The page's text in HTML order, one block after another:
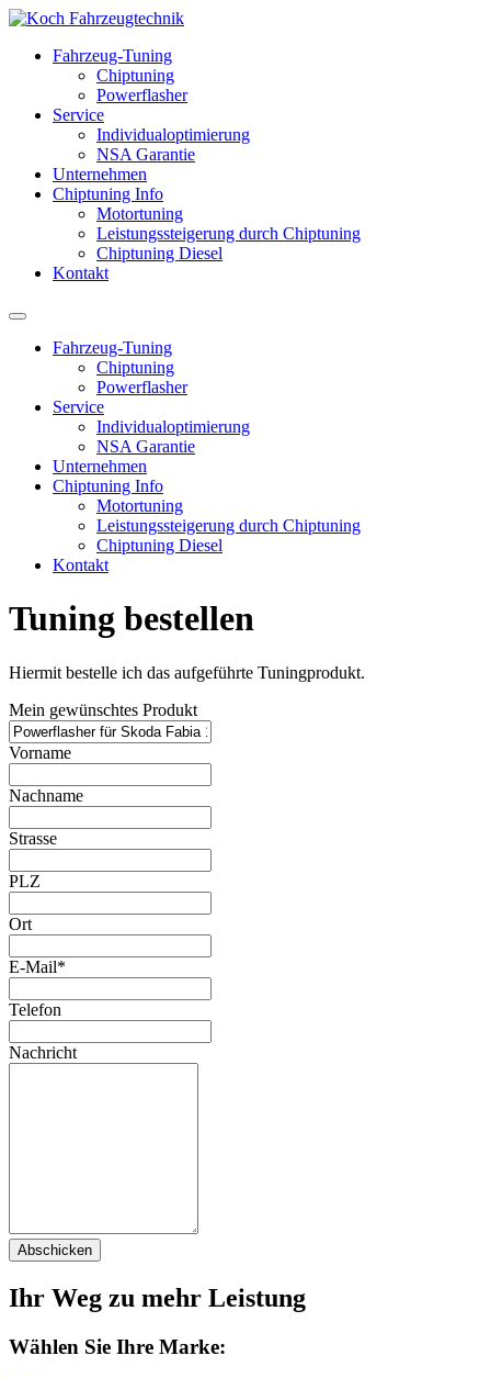
Fahrzeug-Tuning
Chiptuning
Powerflasher
Service
Individualoptimierung
NSA Garantie
Unternehmen
Chiptuning Info
Motortuning
Leistungssteigerung durch Chiptuning
Chiptuning Diesel
Kontakt
Fahrzeug-Tuning
Chiptuning
Powerflasher
Service
Individualoptimierung
NSA Garantie
Unternehmen
Chiptuning Info
Motortuning
Leistungssteigerung durch Chiptuning
Chiptuning Diesel
Kontakt
Tuning bestellen
Hiermit bestelle ich das aufgeführte Tuningprodukt.
Mein gewünschtes Produkt
Vorname
Nachname
Strasse
PLZ
Ort
E-Mail*
Telefon
Nachricht
Abschicken
Ihr Weg zu mehr Leistung
Wählen Sie Ihre Marke: